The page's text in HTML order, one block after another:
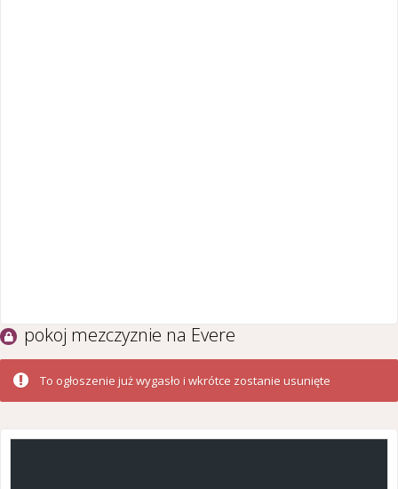
pokoj mezczyznie na Evere
To ogłoszenie już wygasło i wkrótce zostanie usunięte